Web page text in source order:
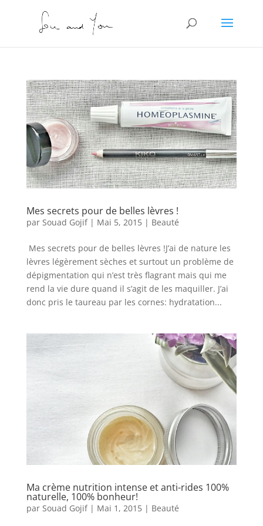
Mes secrets pour de belles lèvres !
par Souad Gojif| Mai 5, 2015| Beauté
Mes secrets pour de belles lèvres !J’ai de nature les
lèvres légèrement sèches et surtout un problème de
dépigmentation qui n’est très flagrant mais qui me
rend la vie dure quand il s’agit de les maquiller. J’ai
donc pris le taureau par les cornes: hydratation...
Ma crème nutrition intense et anti-rides 100%
naturelle, 100% bonheur!
par Souad Gojif| Mai 1, 2015| Beauté